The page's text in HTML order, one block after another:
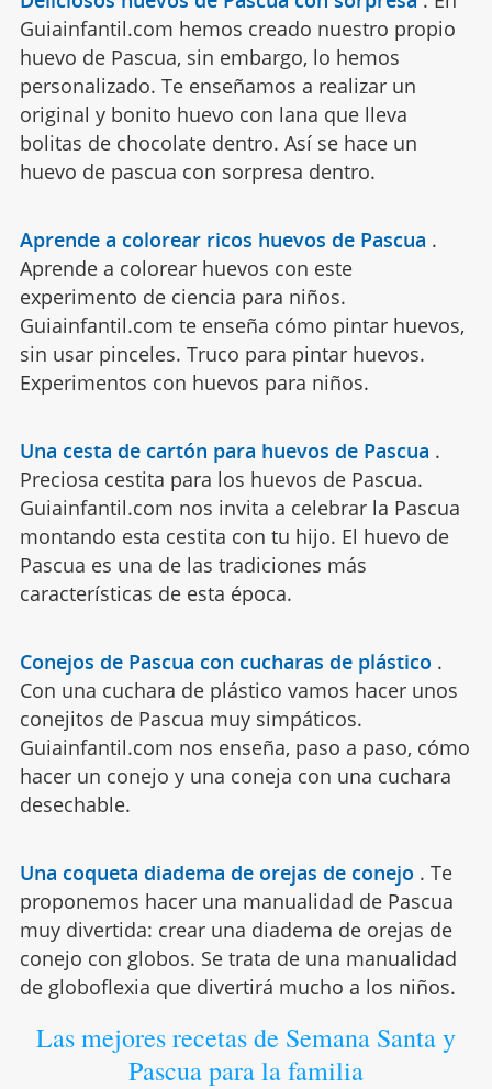
Guiainfantil.com hemos creado nuestro propio
huevo de Pascua, sin embargo, lo hemos
personalizado. Te enseñamos a realizar un
original y bonito huevo con lana que lleva
bolitas de chocolate dentro. Así se hace un
huevo de pascua con sorpresa dentro.
Aprende a colorear ricos huevos de Pascua .
Aprende a colorear huevos con este
experimento de ciencia para niños.
Guiainfantil.com te enseña cómo pintar huevos,
sin usar pinceles. Truco para pintar huevos.
Experimentos con huevos para niños.
Una cesta de cartón para huevos de Pascua .
Preciosa cestita para los huevos de Pascua.
Guiainfantil.com nos invita a celebrar la Pascua
montando esta cestita con tu hijo. El huevo de
Pascua es una de las tradiciones más
características de esta época.
Conejos de Pascua con cucharas de plástico .
Con una cuchara de plástico vamos hacer unos
conejitos de Pascua muy simpáticos.
Guiainfantil.com nos enseña, paso a paso, cómo
hacer un conejo y una coneja con una cuchara
desechable.
Una coqueta diadema de orejas de conejo . Te
proponemos hacer una manualidad de Pascua
muy divertida: crear una diadema de orejas de
conejo con globos. Se trata de una manualidad
de globoflexia que divertirá mucho a los niños.
Las mejores recetas de Semana Santa y
Pascua para la familia